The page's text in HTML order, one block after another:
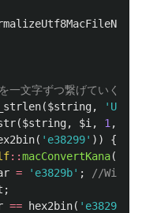
一文字ずつ繋げていくの
($string,
'UTF-
($string, $i , 1 ,
( 'e38299' )) {
::macConvertKana(
= 'e3829b' ;
//
;
== hex2bin( 'e3829a'